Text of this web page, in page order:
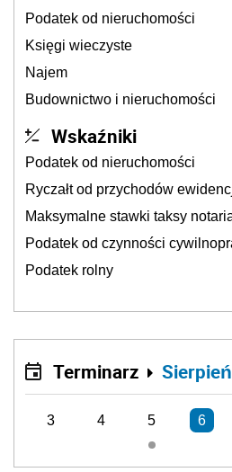
Podatek od nieruchomości
Księgi wieczyste
Najem
Budownictwo i nieruchomości
Wskaźniki
Podatek od nieruchomości
Ryczałt od przychodów
Maksymalne stawki taksy
Podatek od czynności
Podatek rolny
Terminarz Sierpień
3 4 5 6